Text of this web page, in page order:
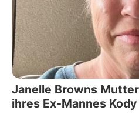
Janelle Browns
ihres Ex-Mannes Kody